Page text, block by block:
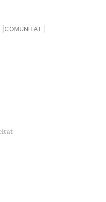
COMUNITAT